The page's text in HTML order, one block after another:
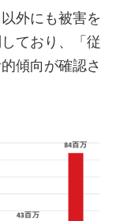
外にも被害を
ており、「従
傾向が確認さ